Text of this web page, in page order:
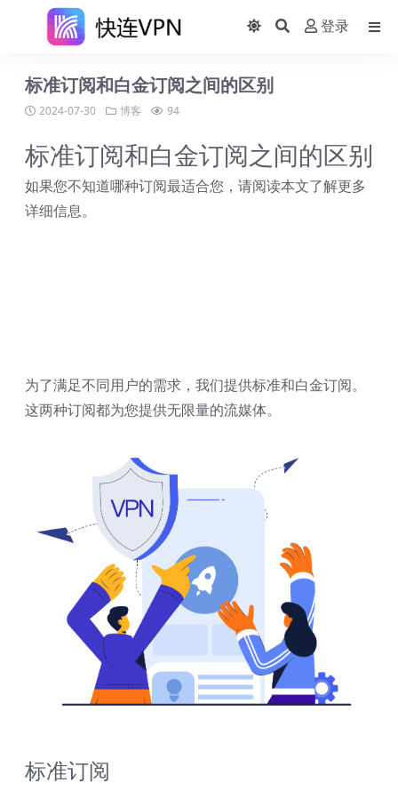
登录
标准订阅和白金订阅之间的区别
2024-07-30 博客 94
标准订阅和白金订阅之间的区别
如果您不知道哪种订阅最适合您，请阅读本文了解更多
详细信息。
为了满足不同用户的需求，我们提供标准和白金订阅。
这两种订阅都为您提供无限量的流媒体。
标准订阅